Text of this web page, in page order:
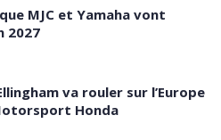
MJC et Yamaha vont
2027
va rouler sur l’Europe
Honda